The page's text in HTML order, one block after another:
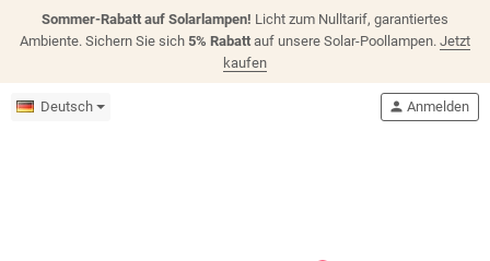
Sommer-Rabatt auf Solarlampen! Licht zum Nulltarif, garantiertes
Ambiente. Sichern Sie sich 5% Rabatt auf unsere Solar-Poollampen. Jetzt
kaufen
Deutsch person Anmelden